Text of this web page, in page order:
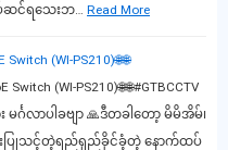
ဆင်ရသေးဘ…
Read More
(WI-PS210)🌐🌐
(WI-PS210)🌐🌐#GTBCCTV
င်္ဂလာပါခဗျာ 🙏ဒီတခါတော့ မိမိအိမ်၊
ြုသင့်တဲ့ရည်ရှည်ခိုင်ခံ့တဲ့ နောက်ထပ်